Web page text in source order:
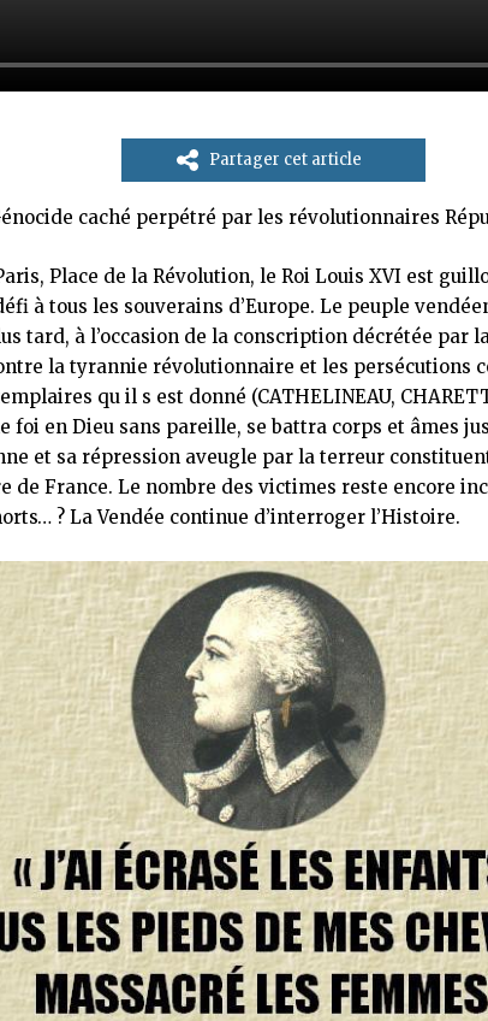
Partager cet article
caché perpétré par les révolutionnaires
Place de la Révolution, le Roi Louis XVI est
à tous les souverains d’Europe. Le peuple
tard, à l’occasion de la conscription décrétée par
la tyrannie révolutionnaire et les persécutions
qu il s est donné (CATHELINEAU,
foi en Dieu sans pareille, se battra corps et âmes
et sa répression aveugle par la terreur
de France. Le nombre des victimes reste encore
? La Vendée continue d’interroger l’Histoire.